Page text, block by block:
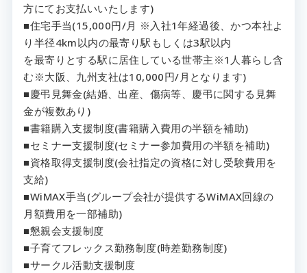
方にてお支払いいたします)
■住宅手当(15,000円/月 ※入社1年経過後、かつ本社よ
り半径4km以内の最寄り駅もしくは3駅以内
を最寄りとする駅に居住している世帯主※1人暮らし含
む※大阪、九州支社は10,000円/月となります)
■慶弔見舞金(結婚、出産、傷病等、慶弔に関する見舞
金が複数あり)
■書籍購入支援制度(書籍購入費用の半額を補助)
■セミナー支援制度(セミナー参加費用の半額を補助)
■資格取得支援制度(会社指定の資格に対し受験費用を
支給)
■WiMAX手当(グループ会社が提供するWiMAX回線の
月額費用を一部補助)
■懇親会支援制度
■子育てフレックス勤務制度(時差勤務制度)
■サークル活動支援制度